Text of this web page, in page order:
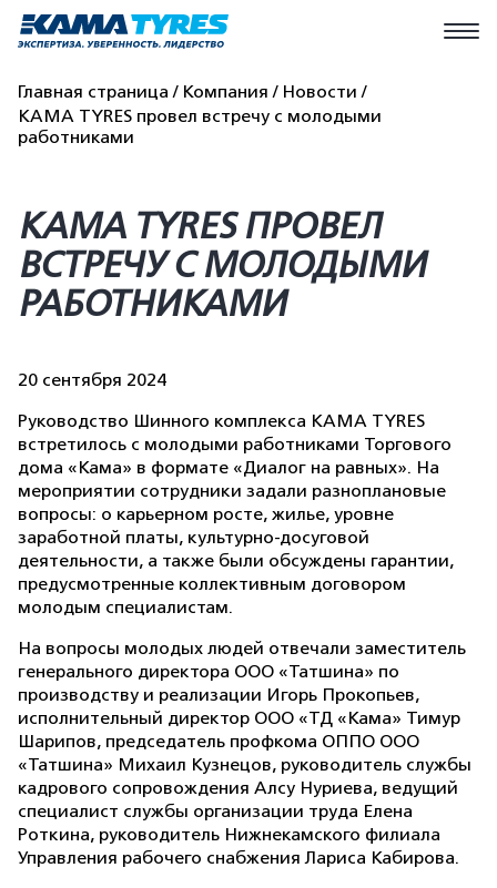
Главная страница Компания
Новости
KAMA TYRES провел встречу с молодыми
работниками
KAMA TYRES ПРОВЕЛ
ВСТРЕЧУ С МОЛОДЫМИ
РАБОТНИКАМИ
20 сентября 2024
Руководство Шинного комплекса KAMA TYRES
встретилось с молодыми работниками Торгового
дома «Кама» в формате «Диалог на равных». На
мероприятии сотрудники задали разноплановые
вопросы: о карьерном росте, жилье, уровне
заработной платы, культурно-досуговой
деятельности, а также были обсуждены гарантии,
предусмотренные коллективным договором
молодым специалистам.
На вопросы молодых людей отвечали заместитель
генерального директора ООО «Татшина» по
производству и реализации Игорь Прокопьев,
исполнительный директор ООО «ТД «Кама» Тимур
Шарипов, председатель профкома ОППО ООО
«Татшина» Михаил Кузнецов, руководитель службы
кадрового сопровождения Алсу Нуриева, ведущий
специалист службы организации труда Елена
Роткина, руководитель Нижнекамского филиала
Управления рабочего снабжения Лариса Кабирова.